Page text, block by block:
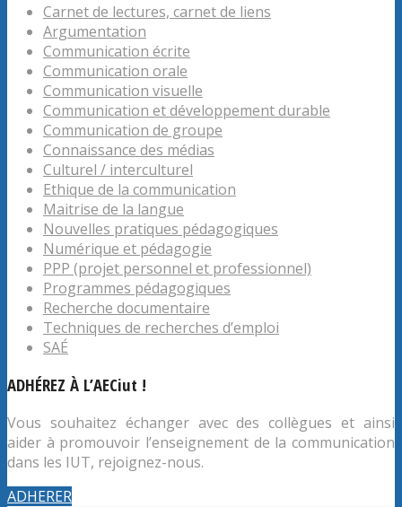
Carnet de lectures, carnet de liens
Argumentation
Communication écrite
Communication orale
Communication visuelle
Communication et développement durable
Communication de groupe
Connaissance des médias
Culturel / interculturel
Ethique de la communication
Maitrise de la langue
Nouvelles pratiques pédagogiques
Numérique et pédagogie
PPP (projet personnel et professionnel)
Programmes pédagogiques
Recherche documentaire
Techniques de recherches d’emploi
SAÉ
ADHÉREZ À L’AECiut !
Vous souhaitez échanger avec des collègues et ainsi
aider à promouvoir l’enseignement de la communication
dans les IUT, rejoignez-nous.
ADHERER